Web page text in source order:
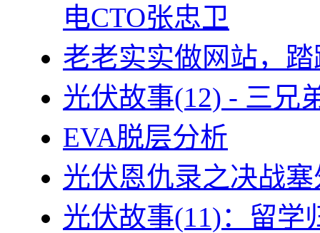
电CTO张忠卫
老老实实做网站，
光伏故事(12) - 三兄
EVA脱层分析
光伏恩仇录之决战
光伏故事(11)：留学